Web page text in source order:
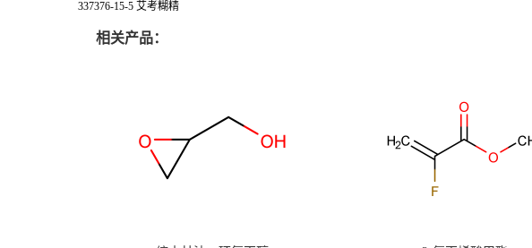
337376-15-5 艾考糊精
相关产品：